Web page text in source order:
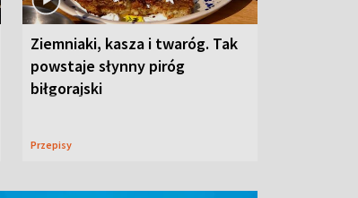
Ziemniaki, kasza i twaróg. Tak
powstaje słynny piróg
biłgorajski
Przepisy